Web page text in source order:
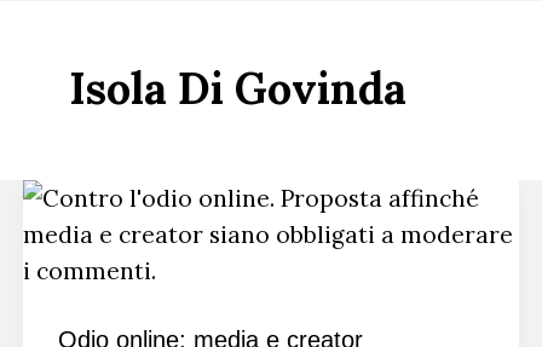
Isola Di Govinda
Odio online: media e creator